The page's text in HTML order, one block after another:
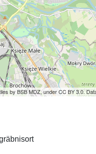
by BSB MDZ, under CC BY 3.0.